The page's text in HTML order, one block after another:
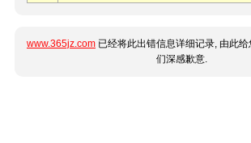
www.365jz.com 已经将此出错信息详细记录, 由此
们深感歉意.